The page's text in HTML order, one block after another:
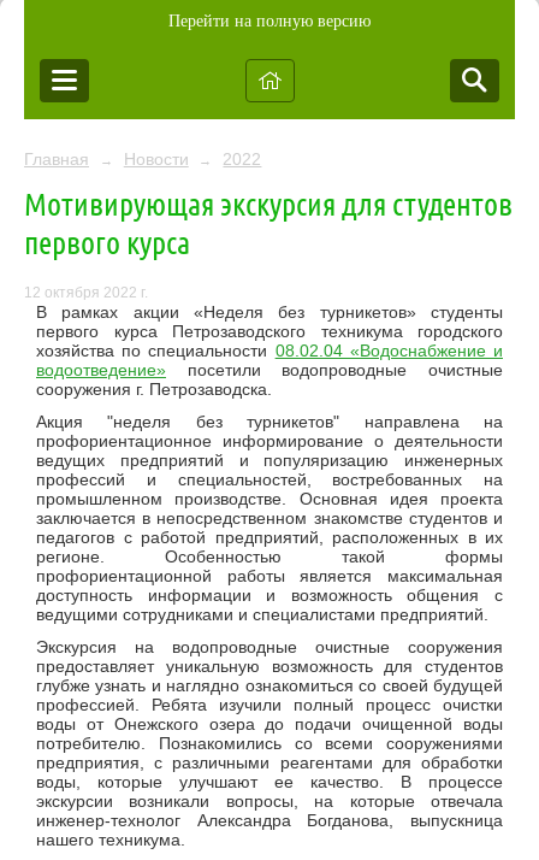
Перейти на полную версию
Главная → Новости → 2022
Мотивирующая экскурсия для студентов
первого курса
12 октября 2022 г.
В рамках акции «Неделя без турникетов» студенты
первого курса Петрозаводского техникума городского
хозяйства по специальности 08.02.04 «Водоснабжение и
водоотведение» посетили водопроводные очистные
сооружения г. Петрозаводска.
Акция "неделя без турникетов" направлена на
профориентационное информирование о деятельности
ведущих предприятий и популяризацию инженерных
профессий и специальностей, востребованных на
промышленном производстве. Основная идея проекта
заключается в непосредственном знакомстве студентов и
педагогов с работой предприятий, расположенных в их
регионе. Особенностью такой формы
профориентационной работы является максимальная
доступность информации и возможность общения с
ведущими сотрудниками и специалистами предприятий.
Экскурсия на водопроводные очистные сооружения
предоставляет уникальную возможность для студентов
глубже узнать и наглядно ознакомиться со своей будущей
профессией. Ребята изучили полный процесс очистки
воды от Онежского озера до подачи очищенной воды
потребителю. Познакомились со всеми сооружениями
предприятия, с различными реагентами для обработки
воды, которые улучшают ее качество. В процессе
экскурсии возникали вопросы, на которые отвечала
инженер-технолог Александра Богданова, выпускница
нашего техникума.